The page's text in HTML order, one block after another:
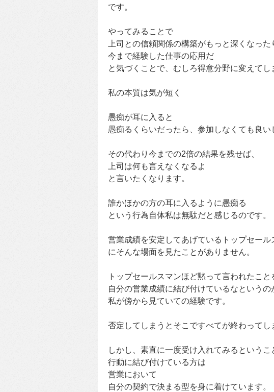
です。
やってみることで
上司との信頼関係の構築がもっと深くなった
今まで経験した仕事の応用だ
と気づくことで、むしろ得意分野に変えてし
私の本質は気が短く
愚痴が耳に入ると
愚痴るくらいだったら、参加しなくても良い
その代わり今までの2倍の結果を残せば、
上司は何も言えなくなるよ
と言いたくなります。
誰かほかの方の耳に入るように愚痴る
という行為自体私は無駄だと感じるのです。
営業成績を安定してあげているトップセール
にそんな場面を見たことがありません。
トップセールスマンほど黙って言われたこと
自分の営業成績に結び付けているなというの
私が傍から見ていての経験です。
否定してしまうとそこですべてが終わってし
しかし、素直に一度受け入れてみるというこ
行動に結び付けている方は
営業において
自分の契約で決まる型を身に着けています。